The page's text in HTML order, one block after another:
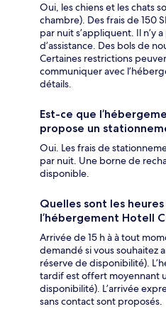
Oui, les chiens et les chats
chambre). Des frais de 150
par nuit s’appliquent. Il n’y
d’assistance. Des bols de
Certaines restrictions
communiquer avec
détails.
Est-ce que
propose un
Oui. Les frais de
par nuit. Une borne de
disponible.
Quelles sont les
l’hébergement Hotell
Arrivée de 15 h à à tout
demandé si vous souhaitez
réserve de disponibilité).
tardif est offert moyennant
disponibilité). L’arrivée
sans contact sont proposés.